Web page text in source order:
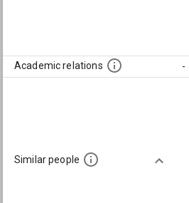
Academic relations
-
Similar people